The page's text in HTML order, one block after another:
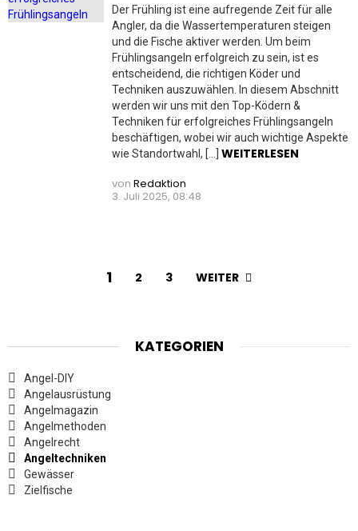
Der Frühling ist eine aufregende Zeit für alle
Angler, da die Wassertemperaturen steigen
und die Fische aktiver werden. Um beim
Frühlingsangeln erfolgreich zu sein, ist es
entscheidend, die richtigen Köder und
Techniken auszuwählen. In diesem Abschnitt
werden wir uns mit den Top-Ködern &
Techniken für erfolgreiches Frühlingsangeln
beschäftigen, wobei wir auch wichtige Aspekte
wie Standortwahl, […] WEITERLESEN
von Redaktion
3. Juli 2025, 08:48
1 2 3 WEITER
KATEGORIEN
Angel-DIY
Angelausrüstung
Angelmagazin
Angelmethoden
Angelrecht
Angeltechniken
Gewässer
Zielfische